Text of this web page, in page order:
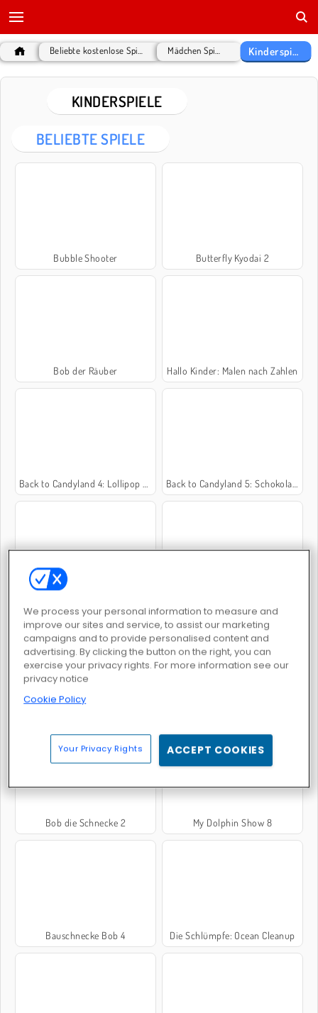
Kinderspiele
KINDERSPIELE
BELIEBTE SPIELE
Bubble Shooter Butterfly Kyodai 2
Bob der Räuber Hallo Kinder: Malen nach Zahlen
Back to Candyland 4: Lollipop Garden Back to Candyland 5: Schokoladenberg
Bob die Schnecke 2 My Dolphin Show 8
Bauschnecke Bob 4 Die Schlümpfe: Ocean Cleanup
We process your personal information to measure and
improve our sites and service, to assist our marketing
campaigns and to provide personalised content and
advertising. By clicking the button on the right, you can
exercise your privacy rights. For more information see our
privacy notice
Cookie Policy
Your Privacy Rights ACCEPT COOKIES